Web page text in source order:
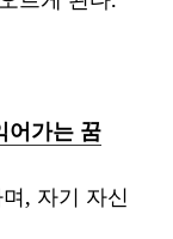
어가는 꿈
, 자기 자신